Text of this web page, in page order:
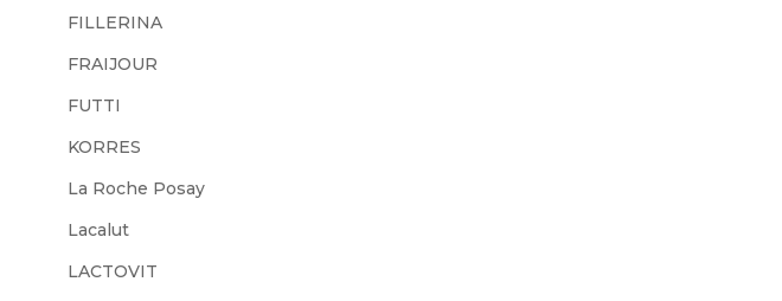
FILLERINA
FRAIJOUR
FUTTI
KORRES
La Roche Posay
Lacalut
LACTOVIT